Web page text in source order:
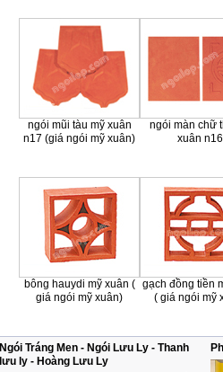
ngói mũi tàu mỹ xuân
n17 (giá ngói mỹ xuân)
ngói màn chữ
xuân n16
bông hauydi mỹ xuân (
giá ngói mỹ xuân)
gạch đồng tiền
( giá ngói mỹ
Ngói Tráng Men - Ngói Lưu Ly - Thanh
lưu ly - Hoàng Lưu Ly